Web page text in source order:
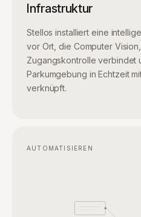
Infrastruktur
Stellos installiert eine
vor Ort, die Computer
Zugangskontrolle verbindet
Parkumgebung in Echtzeit
verknüpft.
AUTOMATISIEREN